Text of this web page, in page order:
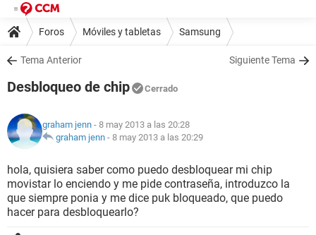
Foros Móviles y tabletas Samsung
Tema Anterior Siguiente Tema
Desbloqueo de chip Cerrado
graham jenn - 8 may 2013 a las 20:28
graham jenn - 8 may 2013 a las 20:29
hola, quisiera saber como puedo desbloquear mi chip
movistar lo enciendo y me pide contraseña, introduzco la
que siempre ponia y me dice puk bloqueado, que puedo
hacer para desbloquearlo?